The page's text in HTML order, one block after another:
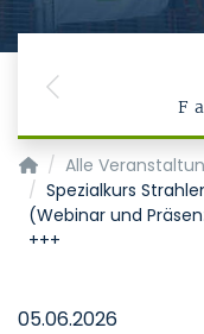
Previous
Startseite
Alle
Spezialkurs
(Webinar und
+++
05.06.2026